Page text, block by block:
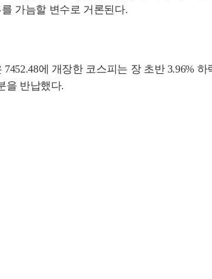
가늠할 변수로 거론된다.
에 개장한 코스피는 장 초반 3.96% 하
을 반납했다.